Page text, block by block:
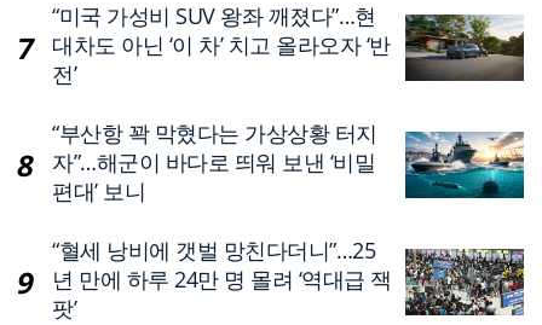
“미국 가성비 SUV 왕좌 깨졌다”…현
대차도 아닌 ‘이 차’ 치고 올라오자 ‘반
전’
“부산항 꽉 막혔다는 가상상황 터지
자”…해군이 바다로 띄워 보낸 ‘비밀
편대’ 보니
“혈세 낭비에 갯벌 망친다더니”…25
년 만에 하루 24만 명 몰려 ‘역대급 잭
팟’